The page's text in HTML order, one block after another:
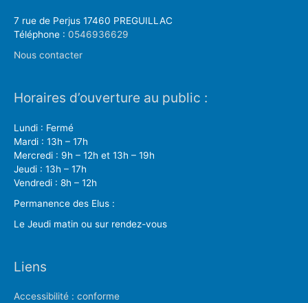
7 rue de Perjus 17460 PREGUILLAC
Téléphone : 0546936629
Nous contacter
Horaires d’ouverture au public :
Lundi : Fermé
Mardi : 13h – 17h
Mercredi : 9h – 12h et 13h – 19h
Jeudi : 13h – 17h
Vendredi : 8h – 12h
Permanence des Elus :
Le Jeudi matin ou sur rendez-vous
Liens
Accessibilité : conforme